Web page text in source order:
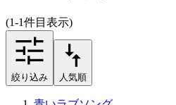
(1-1件目表示)
絞り込み 人気順